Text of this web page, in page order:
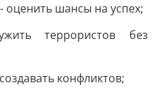
шансы на успех;
террористов без
конфликтов;